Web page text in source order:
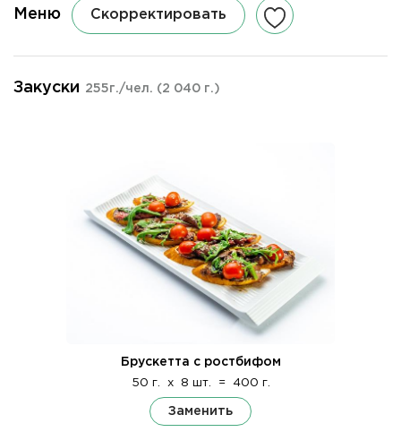
Меню Скорректировать
Закуски 255г./чел. (2 040 г.)
Брускетта с ростбифом
50 г. x 8 шт. = 400 г.
Заменить